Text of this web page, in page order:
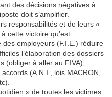
des décisions négatives à
doit s’amplifier.
responsabilités et de leurs «
cette victoire qu’est
des employeurs (F.I.E.) réduire
l’élaboration des dossiers
(obliger à aller au FIVA),
(A.N.I., lois MACRON,
» de toutes les victimes